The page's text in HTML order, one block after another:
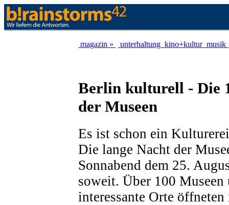
magazin » unterhaltung kino+kultur musik
Berlin kulturell - Die
der Museen
Es ist schon ein
Die lange Nacht der
Sonnabend dem 25.
soweit. Über 100 Museen
interessante Orte